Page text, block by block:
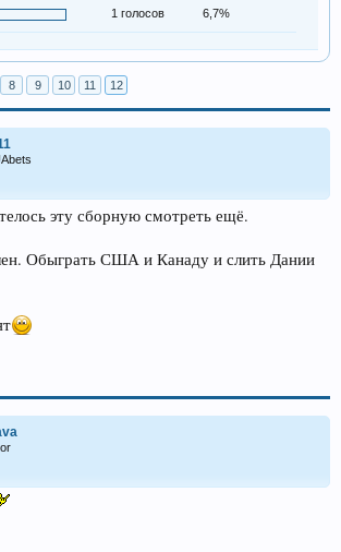
1 голосов 6,7%
8 9 10 11 12
эту сборную смотреть ещё.
Обыграть США и Канаду и слить Дании